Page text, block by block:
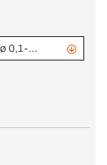
Granulát na otryskávanie, pieskovanie, ø 0,1-0,5 mm, 1 l fľaša